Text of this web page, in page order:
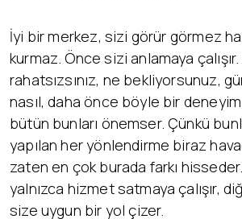
İyi bir merkez, sizi görür görmez
kurmaz. Önce sizi anlamaya
rahatsızsınız, ne bekliyorsunuz,
nasıl, daha önce böyle bir
bütün bunları önemser. Çünkü
yapılan her yönlendirme biraz
zaten en çok burada farkı
yalnızca hizmet satmaya çalışır,
size uygun bir yol çizer.